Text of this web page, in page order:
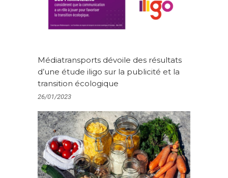
Médiatransports dévoile des résultats
d’une étude iligo sur la publicité et la
transition écologique
26/01/2023